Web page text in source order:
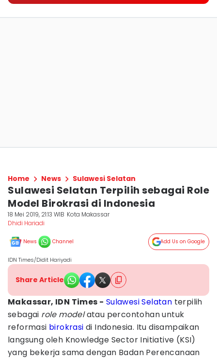
Home News Sulawesi Selatan
Sulawesi Selatan Terpilih sebagai Role
Model Birokrasi di Indonesia
18 Mei 2019, 21:13 WIB Kota Makassar
Dhidi Hariadi
News Channel Add Us on Google
IDN Times/Didit Hariyadi
Share Article
Makassar, IDN Times - Sulawesi Selatan terpilih
sebagai role modelatau percontohan untuk
reformasi birokrasi di Indonesia. Itu disampaikan
langsung oleh Knowledge Sector Initiative (KSI)
yang bekerja sama dengan Badan Perencanaan